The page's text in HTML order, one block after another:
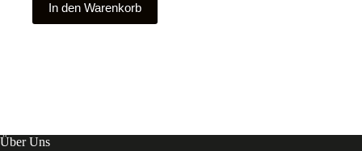
In den Warenkorb
Über Uns